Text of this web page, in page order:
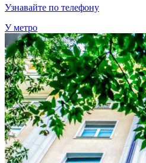
Узнавайте по телефону
У метро